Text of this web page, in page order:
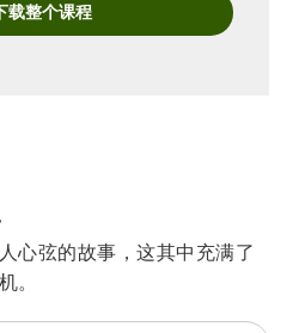
载整个课程
心弦的故事，这其中充满了
。